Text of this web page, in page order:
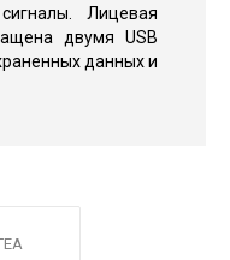
Лицевая
двумя USB
данных и